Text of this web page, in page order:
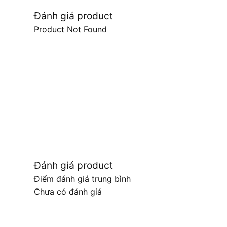
Đánh giá product
Product Not Found
Đánh giá product
Điểm đánh giá trung bình
Chưa có đánh giá